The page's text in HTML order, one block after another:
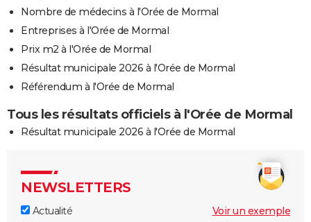
Nombre de médecins à l'Orée de Mormal
Entreprises à l'Orée de Mormal
Prix m2 à l'Orée de Mormal
Résultat municipale 2026 à l'Orée de Mormal
Référendum à l'Orée de Mormal
Tous les résultats officiels à l'Orée de Mormal
Résultat municipale 2026 à l'Orée de Mormal
NEWSLETTERS
Actualité
Voir un exemple